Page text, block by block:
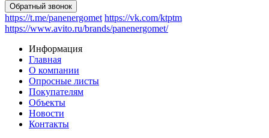
https://t.me/panenergomet https://vk.com/ktptm
https://www.avito.ru/brands/panenergomet/
Информация
Главная
О компании
Опросные листы
Покупателям
Объекты
Новости
Контакты